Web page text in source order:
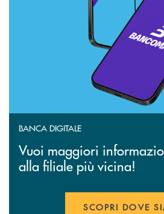
BANCA DIGITALE
Vuoi maggiori
alla filiale più vicina!
SCOPRI DOVE